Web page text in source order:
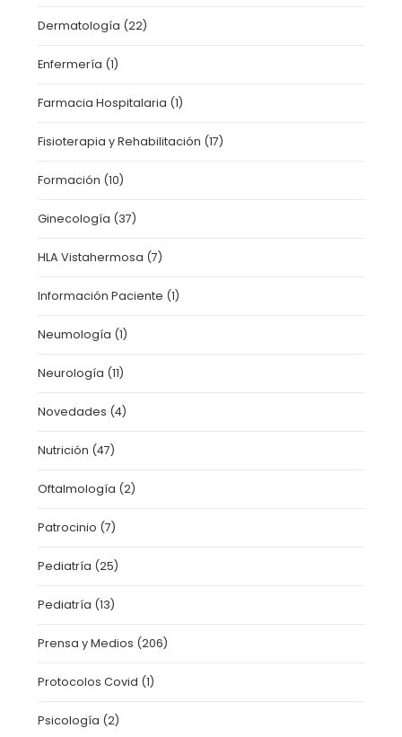
Dermatología (22)
Enfermería (1)
Farmacia Hospitalaria (1)
Fisioterapia y Rehabilitación (17)
Formación (10)
Ginecología (37)
HLA Vistahermosa (7)
Información Paciente (1)
Neumología (1)
Neurología (11)
Novedades (4)
Nutrición (47)
Oftalmología (2)
Patrocinio (7)
Pediatría (25)
Pediatría (13)
Prensa y Medios (206)
Protocolos Covid (1)
Psicología (2)